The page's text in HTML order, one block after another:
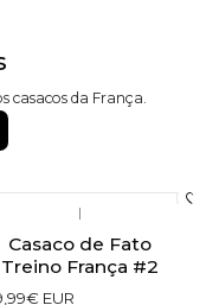
casacos da França.
|
Casaco de Fato
Treino França #2
EUR